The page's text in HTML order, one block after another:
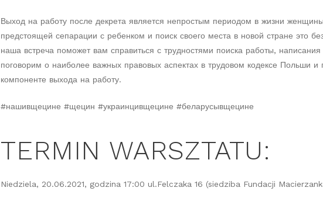
Выход на работу после декрета является непростым периодом в жизни
предстоящей сепарации с ребенком и поиск своего места в новой стране это
наша встреча поможет вам справиться с трудностями поиска работы,
поговорим о наиболее важных правовых аспектах в трудовом кодексе Польши и
компоненте выхода на работу.
#нашивщецине #щецин #украинцивщецине #беларусывщецине
TERMIN WARSZTATU:
Niedziela, 20.06.2021, godzina 17:00 ul.Felczaka 16 (siedziba Fundacji